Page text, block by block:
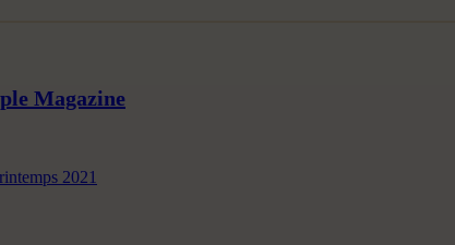
Magazine
2021